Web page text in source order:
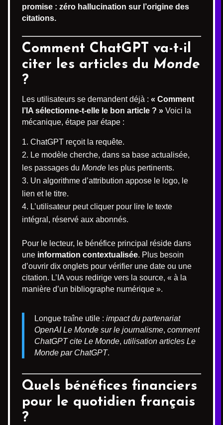
promise : zéro hallucination sur l’origine des
citations.
Comment ChatGPT va-t-il
citer les articles du Monde
?
Les utilisateurs se demandent déjà : « Comment
l’IA sélectionne-t-elle le bon article ? » Voici la
mécanique, étape par étape :
ChatGPT reçoit la requête.
Le modèle cherche, dans sa base actualisée,
les passages du Monde les plus pertinents.
Un algorithme d’attribution appose le logo, le
lien et le titre.
L’utilisateur peut cliquer pour lire le texte
intégral, réservé aux abonnés.
Pour le lecteur, le bénéfice principal réside dans
une information contextualisée. Plus besoin
d’ouvrir dix onglets pour vérifier une date ou une
citation. L’IA vous redirige vers la source, « à la
manière d’un bibliographe numérique ».
Longue traîne utile : impact du partenariat
OpenAI Le Monde sur le journalisme, comment
ChatGPT cite Le Monde, utilisation articles Le
Monde par ChatGPT.
Quels bénéfices financiers
pour le quotidien français
?